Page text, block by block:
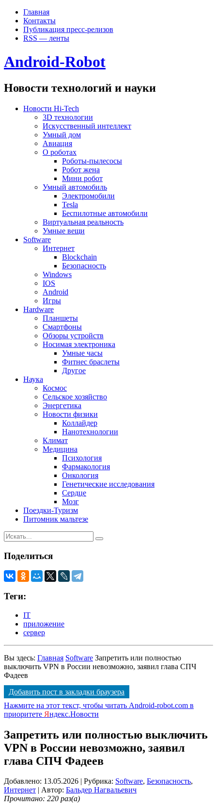
Главная
Контакты
Публикация пресс-релизов
RSS — ленты
Android-Robot
Новости технологий и науки
Новости Hi-Tech
3D технологии
Искусственный интеллект
Умный дом
Авиация
О роботах
Роботы-пылесосы
Робот жена
Мини робот
Умный автомобиль
Электромобили
Tesla
Беспилотные автомобили
Виртуальная реальность
Умные вещи
Software
Интернет
Blockchain
Безопасность
Windows
IOS
Android
Игры
Hardware
Планшеты
Смартфоны
Обзоры устройств
Носимая электроника
Умные часы
Фитнес браслеты
Другое
Наука
Космос
Сельское хозяйство
Энергетика
Новости физики
Коллайдер
Нанотехнологии
Климат
Медицина
Психология
Фармакология
Онкология
Генетические исследования
Сердце
Мозг
Поездки-Туризм
Питомник мальтезе
Поделиться
Теги:
IT
приложение
сервер
Вы здесь: Главная Software Запретить или полностью
выключить VPN в России невозможно, заявил глава СПЧ
Фадеев
Добавить пост в закладки браузера
Нажмите на этот текст, чтобы читать Android-robot.com в
приоритете Яндекс.Новости
Запретить или полностью выключить
VPN в России невозможно, заявил
глава СПЧ Фадеев
Добавлено: 13.05.2026 | Рубрика: Software, Безопасность,
Интернет | Автор: Бальдер Нагвальевич
Прочитано: 220 раз(а)